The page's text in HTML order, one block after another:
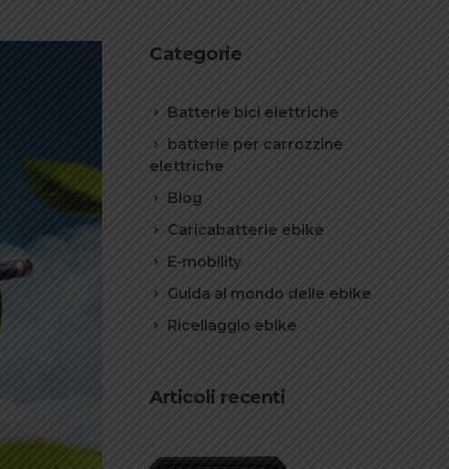
Categorie
Batterie bici elettriche
batterie per carrozzine
elettriche
Blog
Caricabatterie ebike
E-mobility
Guida al mondo delle ebike
Ricellaggio ebike
Articoli recenti